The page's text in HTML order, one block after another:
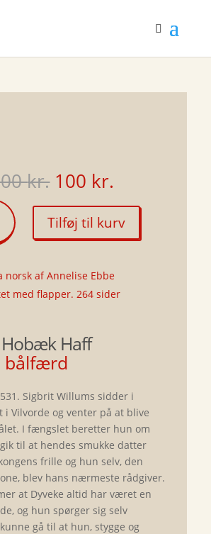
kr. Den
oprindelige
pris
var:
300 kr..
100 kr.
pris
er:
100 kr..
Tilføj til kurv
norsk af Annelise Ebbe
med flapper. 264 sider
Haff
bålfærd
Sigbrit Willums sidder i
i Vilvorde og venter på at blive
I fængslet beretter hun om
til at hendes smukke datter
frille og hun selv, den
blev hans nærmeste rådgiver.
at Dyveke altid har været en
og hun spørger sig selv
gå til at hun, stygge og